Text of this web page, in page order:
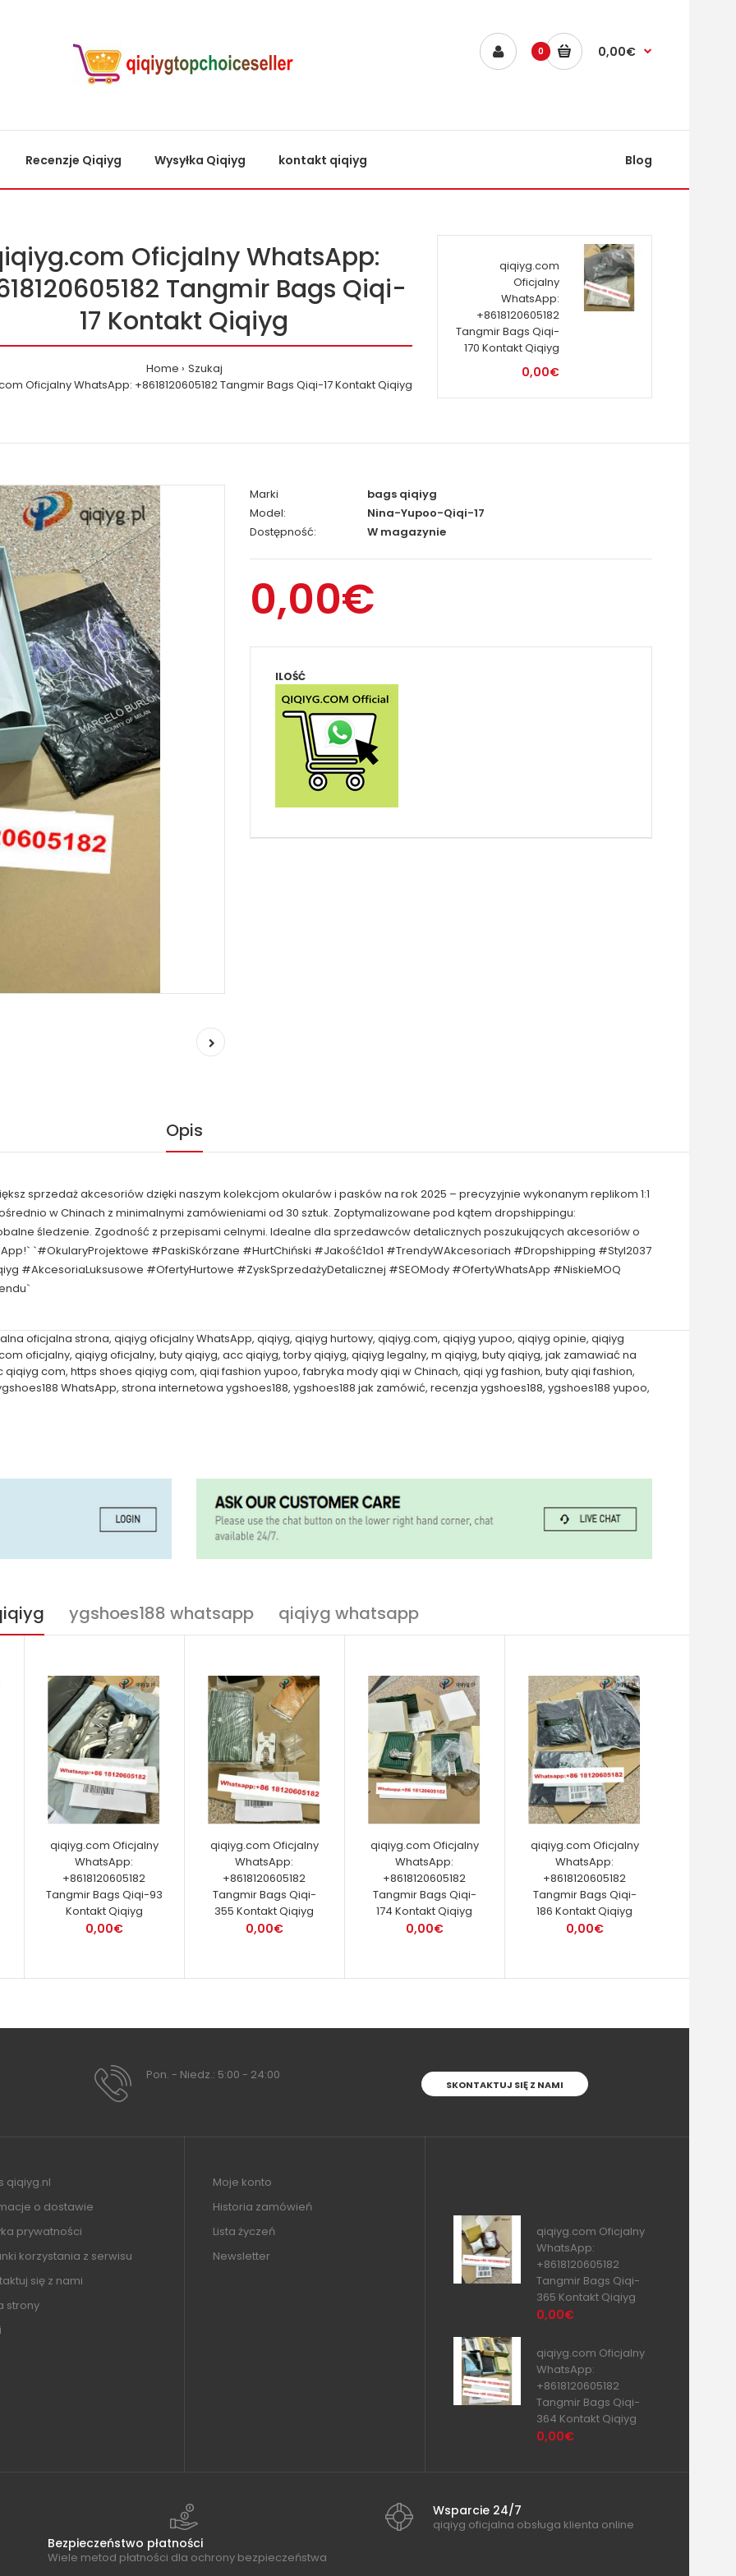
0 0,00€
Recenzje Qiqiyg Wysyłka Qiqiyg kontakt qiqiyg Blog
Oficjalny WhatsApp:
Tangmir Bags Qiqi-
17 Kontakt Qiqiyg
Home
Szukaj
Oficjalny WhatsApp: +8618120605182 Tangmir Bags Qiqi-17 Kontakt Qiqiyg
qiqiyg.com
Oficjalny
WhatsApp:
+8618120605182
Tangmir Bags Qiqi-
170 Kontakt Qiqiyg
0,00€
Marki
bags qiqiyg
Model:
Nina-Yupoo-Qiqi-17
Dostępność:
W magazynie
0,00€
ILOŚĆ
Opis
sprzedaż akcesoriów dzięki naszym kolekcjom okularów i pasków na rok 2025 – precyzyjnie wykonanym replikom 1:1
w Chinach z minimalnymi zamówieniami od 30 sztuk. Zoptymalizowane pod kątem dropshippingu:
śledzenie. Zgodność z przepisami celnymi. Idealne dla sprzedawców detalicznych poszukujących akcesoriów o
`#OkularyProjektowe #PaskiSkórzane #HurtChiński #Jakość1do1 #TrendyWAkcesoriach #Dropshipping #Styl2037
#AkcesoriaLuksusowe #OfertyHurtowe #ZyskSprzedażyDetalicznej #SEOMody #OfertyWhatsApp #NiskieMOQ
oficjalna strona, qiqiyg oficjalny WhatsApp, qiqiyg, qiqiyg hurtowy, qiqiyg.com, qiqiyg yupoo, qiqiyg opinie, qiqiyg
oficjalny, qiqiyg oficjalny, buty qiqiyg, acc qiqiyg, torby qiqiyg, qiqiyg legalny, m qiqiyg, buty qiqiyg, jak zamawiać na
qiqiyg com, https shoes qiqiyg com, qiqi fashion yupoo, fabryka mody qiqi w Chinach, qiqi yg fashion, buty qiqi fashion,
WhatsApp, strona internetowa ygshoes188, ygshoes188 jak zamówić, recenzja ygshoes188, ygshoes188 yupoo,
ygshoes188 whatsapp qiqiyg whatsapp
qiqiyg.com Oficjalny
WhatsApp:
+8618120605182
Tangmir Bags Qiqi-93
Kontakt Qiqiyg
0,00€
qiqiyg.com Oficjalny
WhatsApp:
+8618120605182
Tangmir Bags Qiqi-
355 Kontakt Qiqiyg
0,00€
qiqiyg.com Oficjalny
WhatsApp:
+8618120605182
Tangmir Bags Qiqi-
174 Kontakt Qiqiyg
0,00€
qiqiyg.com Oficjalny
WhatsApp:
+8618120605182
Tangmir Bags Qiqi-
186 Kontakt Qiqiyg
0,00€
Pon. - Niedz.: 5:00 - 24:00
SKONTAKTUJ SIĘ Z NAMI
qiqiyg.nl
o dostawie
prywatności
korzystania z serwisu
się z nami
strony
Moje konto
Historia zamówień
Lista życzeń
Newsletter
qiqiyg.com Oficjalny
WhatsApp:
+8618120605182
Tangmir Bags Qiqi-
365 Kontakt Qiqiyg
0,00€
qiqiyg.com Oficjalny
WhatsApp:
+8618120605182
Tangmir Bags Qiqi-
364 Kontakt Qiqiyg
0,00€
Bezpieczeństwo płatności
Wiele metod płatności dla ochrony bezpieczeństwa
Wsparcie 24/7
qiqiyg oficjalna obsługa klienta online